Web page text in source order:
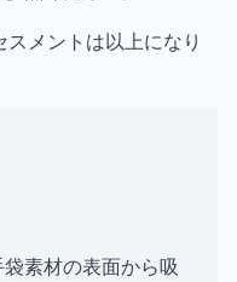
メントは以上になり
素材の表面から吸